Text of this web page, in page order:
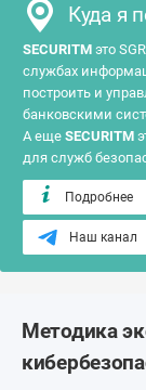
Куда я
SECURITM это
службах
построить и
банковскими
А еще SECURITM
для служб
Подробнее
Наш канал
Методика